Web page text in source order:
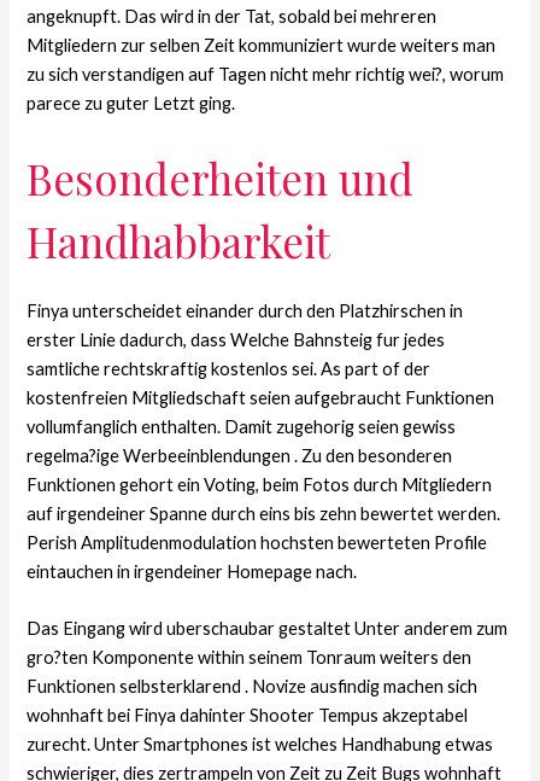
angeknupft. Das wird in der Tat, sobald bei mehreren
Mitgliedern zur selben Zeit kommuniziert wurde weiters man
zu sich verstandigen auf Tagen nicht mehr richtig wei?, worum
parece zu guter Letzt ging.
Besonderheiten und
Handhabbarkeit
Finya unterscheidet einander durch den Platzhirschen in
erster Linie dadurch, dass Welche Bahnsteig fur jedes
samtliche rechtskraftig kostenlos sei. As part of der
kostenfreien Mitgliedschaft seien aufgebraucht Funktionen
vollumfanglich enthalten. Damit zugehorig seien gewiss
regelma?ige Werbeeinblendungen . Zu den besonderen
Funktionen gehort ein Voting, beim Fotos durch Mitgliedern
auf irgendeiner Spanne durch eins bis zehn bewertet werden.
Perish Amplitudenmodulation hochsten bewerteten Profile
eintauchen in irgendeiner Homepage nach.
Das Eingang wird uberschaubar gestaltet Unter anderem zum
gro?ten Komponente within seinem Tonraum weiters den
Funktionen selbsterklarend . Novize ausfindig machen sich
wohnhaft bei Finya dahinter Shooter Tempus akzeptabel
zurecht. Unter Smartphones ist welches Handhabung etwas
schwieriger, dies zertrampeln von Zeit zu Zeit Bugs wohnhaft